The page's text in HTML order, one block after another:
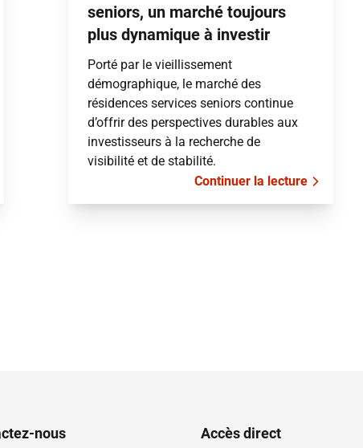
seniors, un marché toujours
plus dynamique à investir
Porté par le vieillissement
démographique, le marché des
résidences services seniors continue
d’offrir des perspectives durables aux
investisseurs à la recherche de
visibilité et de stabilité.
Continuer la lecture
nous Accès direct